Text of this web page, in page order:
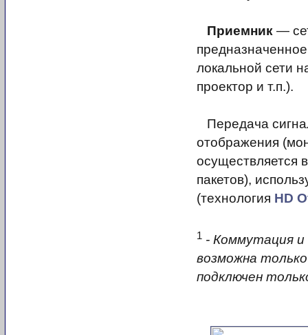
Приемник —
локальной сети
проектор и т.п.).
Передача
отображения
осуществляется
пакетов),
(технология HD
1 - Коммутация и
возможна
подключен